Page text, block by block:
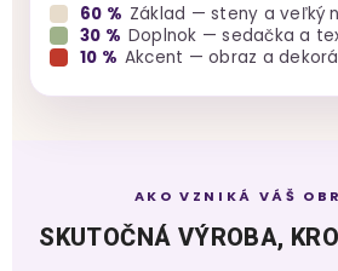
60 % Základ — steny a veľký
30 % Doplnok — sedačka a
10 % Akcent — obraz a
AKO VZNIKÁ VÁŠ
SKUTOČNÁ VÝROBA,